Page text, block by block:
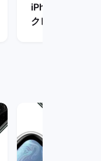
iPhone18の発
クレビューなど